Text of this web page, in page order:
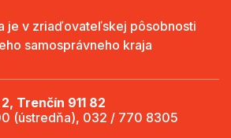
je v zriaďovateľskej pôsobnosti
samosprávneho kraja
Trenčín 911 82
(ústredňa), 032 / 770 8305